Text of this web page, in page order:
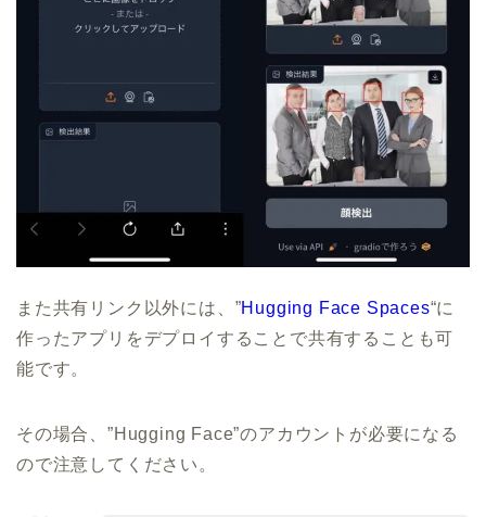
また共有リンク以外には、”Hugging Face Spaces“に
作ったアプリをデプロイすることで共有することも可
能です。
その場合、”Hugging Face”のアカウントが必要になる
ので注意してください。